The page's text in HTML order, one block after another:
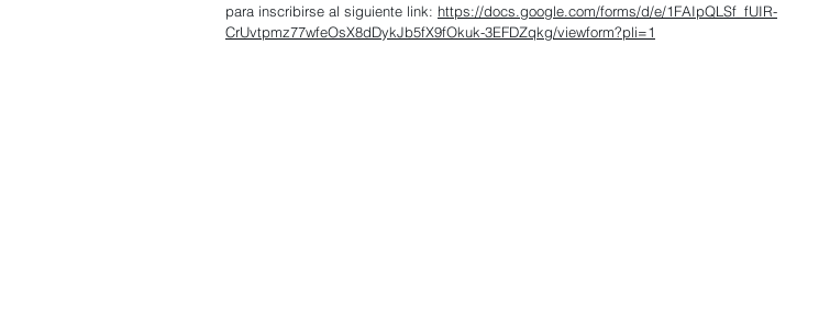
para inscribirse al siguiente link: https://docs.google.com/forms/d/e/1FAIpQLSf_fUIR-
CrUvtpmz77wfeOsX8dDykJb5fX9fOkuk-3EFDZqkg/viewform?pli=1